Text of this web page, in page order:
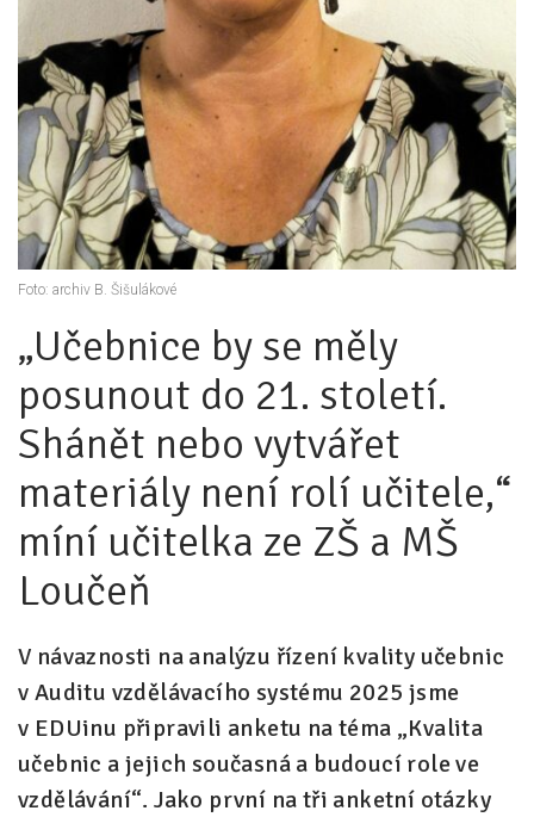
Konference Lepší škola
Kápézetka - průvodce pro zřizovatele
Klub zřizovatelů
O nás
O nás
Partneři a dárci
„Učebnice by se měly
posunout do 21. století.
Shánět nebo vytvářet
materiály není rolí učitele,“
míní učitelka ze ZŠ a MŠ
Loučeň
V návaznosti na analýzu řízení kvality učebnic
v Auditu vzdělávacího systému 2025 jsme
v EDUinu připravili anketu na téma „Kvalita
učebnic a jejich současná a budoucí role ve
vzdělávání“. Jako první na tři anketní otázky
Foto: archiv B. Šišulákové